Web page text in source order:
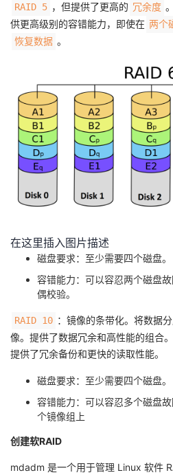
RAID 5 ，但提供了更高的 冗余度
供更高级别的容错能力，即使在 两个
恢复数据 。
在这里插入图片描述
磁盘要求：至少需要四个磁盘。
容错能力：可以容忍两个磁盘
偶校验。
RAID 10 ：镜像的条带化。将数据
像。提供了数据冗余和高性能的组合
提供了冗余备份和更快的读取性能。
磁盘要求：至少需要四个磁盘。
容错能力：可以容忍多个磁盘
个镜像组上
创建软RAID
mdadm 是一个用于管理 Linux 软件